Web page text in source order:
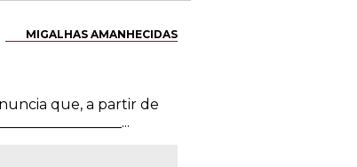
MIGALHAS AMANHECIDAS
que, a partir de